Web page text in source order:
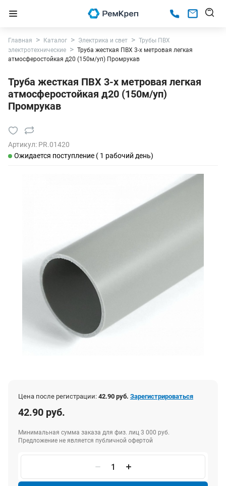
Главная Каталог Электрика и свет
Трубы ПВХ
электротехнические
Труба жесткая ПВХ 3-х метровая легкая
атмосферостойкая д20 (150м/уп) Промрукав
Труба жесткая ПВХ 3-х метровая легкая
атмосферостойкая д20 (150м/уп)
Промрукав
Артикул: PR.01420
Ожидается поступление ( 1 рабочий день)
Цена после регистрации: 42.90 руб. Зарегистрироваться
42.90 руб.
Минимальная сумма заказа для физ. лиц 3 000 руб.
Предложение не является публичной офертой